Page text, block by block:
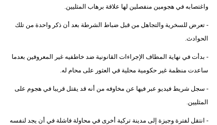
واغتصابه في هجومين منفصلين لها علاقة برهاب المثليين.
- تعرض للسخرية والتجاهل من قبل ضباط الشرطة بعد أن ذكر واحدة من تلك
الحوادث.
- بدأت في نهاية المطاف الإجراءات القانونية ضد خاطفيه غير المعروفين بعدما
ساعدت منظمة غير حكومية محلية في العثور على محام له.
- سجل شريط فيديو عبر فيها عن مخاوفه من أنه قد يقتل قريبا في هجوم على
المثليين.
- انتقل لفترة وجيزة إلى مدينة تركية أخرى في محاولة فاشلة في أن يجد لنفسه